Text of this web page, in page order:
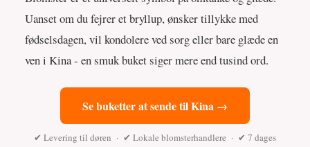
Uanset om du fejrer et bryllup, ønsker tillykke med
fødselsdagen, vil kondolere ved sorg eller bare glæde en
ven i Kina - en smuk buket siger mere end tusind ord.
Se buketter at sende til Kina →
✔ Levering til døren · ✔ Lokale blomsterhandlere · ✔ 7 dages